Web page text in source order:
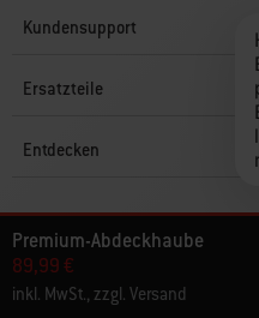
Premium-Abdeckhaube
89,99 €
inkl. MwSt., zzgl. Versand
Kundensupport
Ersatzteile
Entdecken
© 2025 Weber. Alle Rechte vorbehalten.